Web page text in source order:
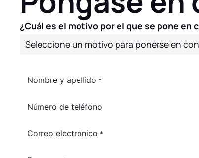
¿Cuál es el motivo por el que se pone en